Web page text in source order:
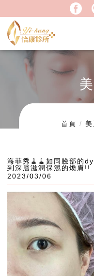
首頁
海菲秀🧹🧹如同臉部的
到深層滋潤保濕的煥膚!!
2023/03/06